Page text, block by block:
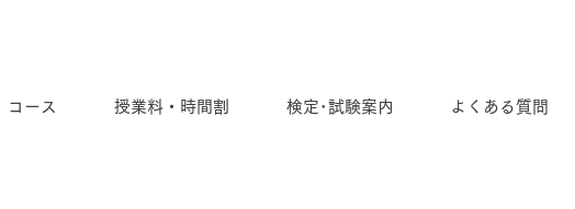
コース 授業料・時間割 検定･試験案内 よくある質問